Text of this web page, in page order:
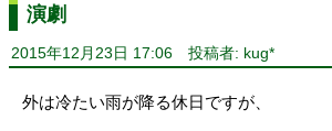
演劇
2015年12月23日 17:06 投稿者: kug*
外は冷たい雨が降る休日ですが、